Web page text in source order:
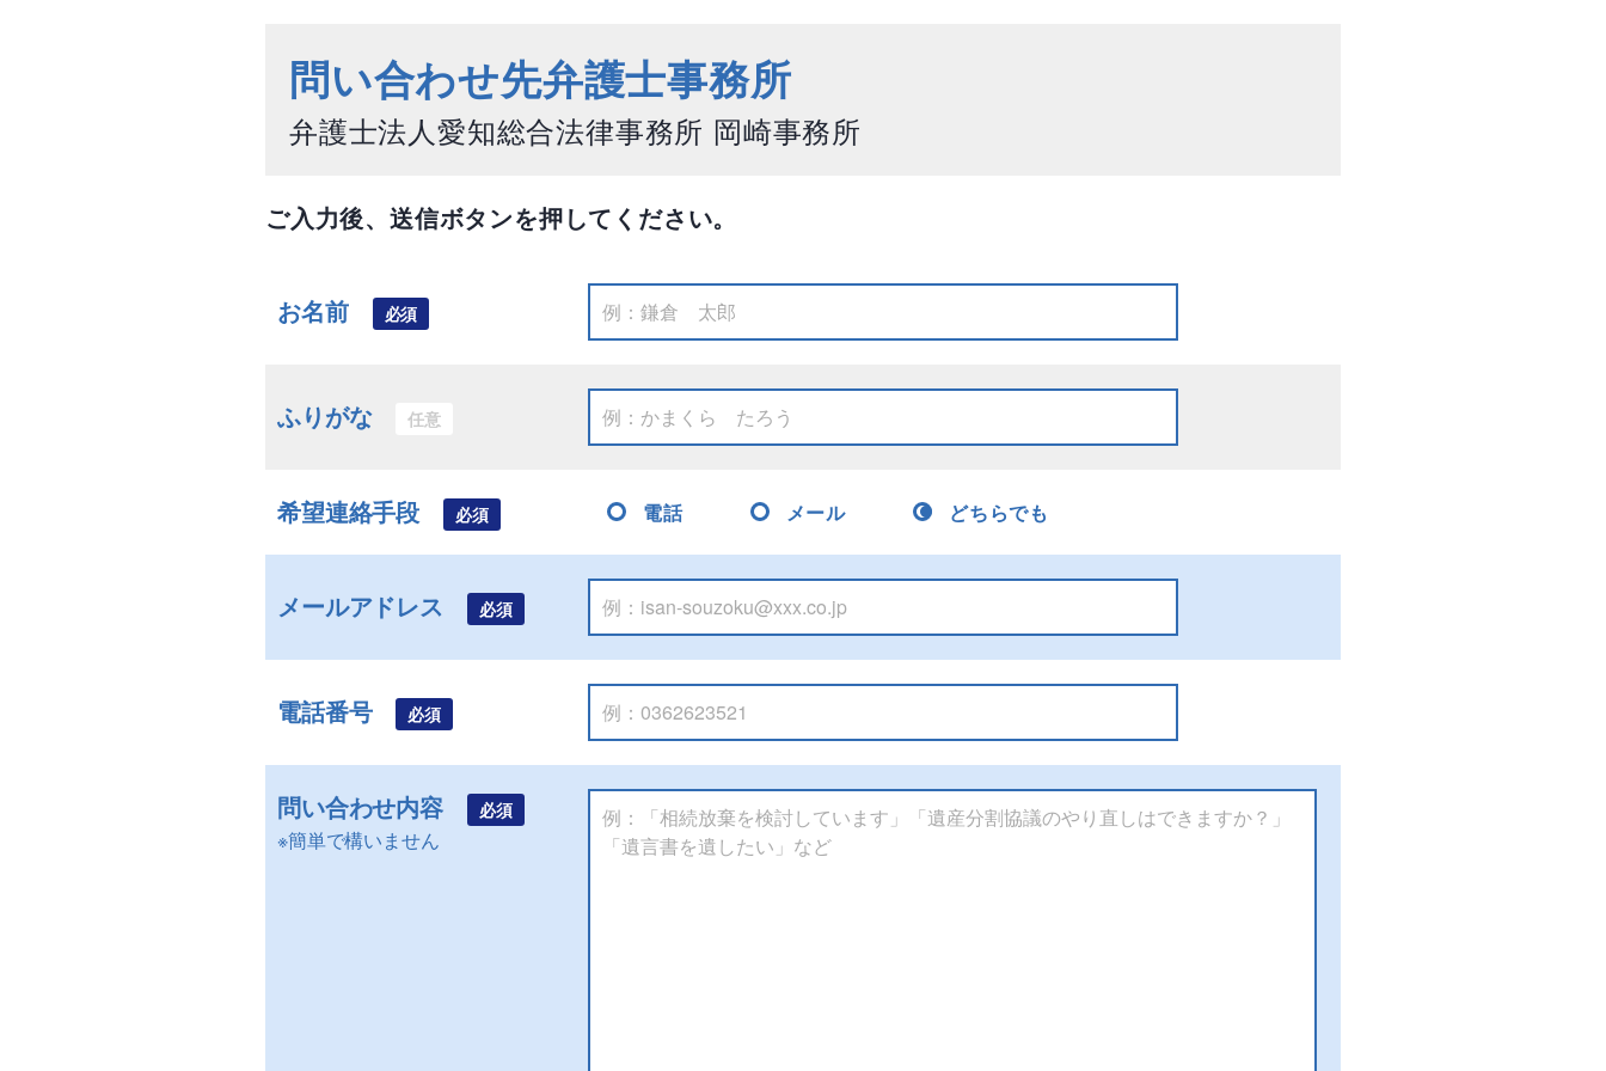
問い合わせ先弁護士事務所
弁護士法人愛知総合法律事務所 岡崎事務所
ご入力後、送信ボタンを押してください。
お名前 必須
ふりがな 任意
希望連絡手段 必須 電話 メール どちらでも
メールアドレス 必須
電話番号 必須
問い合わせ内容 必須
※簡単で構いません